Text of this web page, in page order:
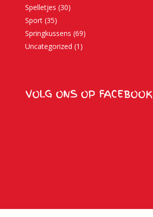
Spelletjes (30)
Sport (35)
Springkussens (69)
Uncategorized (1)
VOLG ONS OP FACEBOOK